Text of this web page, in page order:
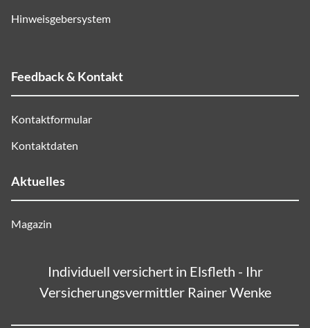
Hinweisgebersystem
Feedback & Kontakt
Kontaktformular
Kontaktdaten
Aktuelles
Magazin
Individuell versichert in Elsfleth - Ihr
Versicherungsvermittler Rainer Wenke